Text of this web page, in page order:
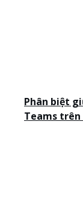
Phân biệt
Teams